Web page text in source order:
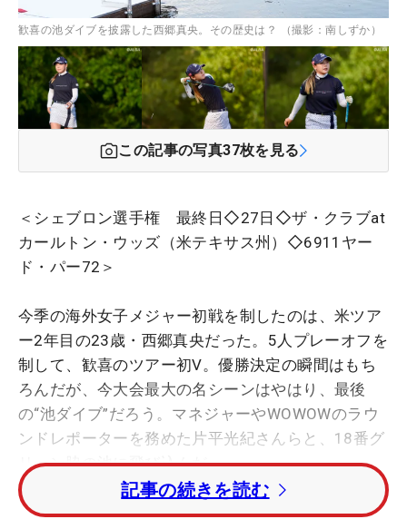
歓喜の池ダイブを披露した西郷真央。その歴史は？ （撮影：南しずか）
この記事の写真37枚を見る
＜シェブロン選手権 最終日◇27日◇ザ・クラブat
カールトン・ウッズ（米テキサス州）◇6911ヤー
ド・パー72＞
今季の海外女子メジャー初戦を制したのは、米ツア
ー2年目の23歳・西郷真央だった。5人プレーオフを
制して、歓喜のツアー初V。優勝決定の瞬間はもち
ろんだが、今大会最大の名シーンはやはり、最後
の“池ダイブ”だろう。マネジャーやWOWOWのラウ
ンドレポーターを務めた片平光紀さんらと、18番グ
リーン脇の池に飛び込んだ。
優勝者のみに許される特権だが、テレビで観戦して
記事の続きを読む